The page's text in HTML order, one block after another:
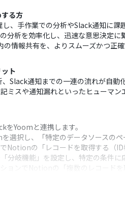
る方
、手作業での分析やSlack通知に課
分析を効率化し、迅速な意思決定に
の情報共有を、よりスムーズかつ正
ト
Slack通知までの一連の流れが自動
ミスや通知漏れといったヒューマ
Yoomと連携します。
選択し、「特定のデータソースの
Notionの「レコードを取得する（
分岐機能」を設定し、特定の条件に
ションでNotionの「複数のレコード